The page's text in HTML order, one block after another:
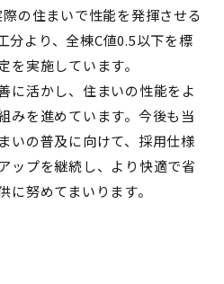
の住まいで性能を発揮させる
分より、全棟C値0.5以下を標
を実施しています。
に活かし、住まいの性能をよ
みを進めています。今後も当
いの普及に向けて、採用仕様
ップを継続し、より快適で省
に努めてまいります。